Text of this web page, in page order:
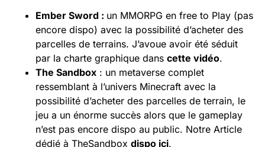
Ember Sword : un MMORPG en free to Play (pas
encore dispo) avec la possibilité d’acheter des
parcelles de terrains. J’avoue avoir été séduit
par la charte graphique dans cette vidéo.
The Sandbox : un metaverse complet
ressemblant à l’univers Minecraft avec la
possibilité d’acheter des parcelles de terrain, le
jeu a un énorme succès alors que le gameplay
n’est pas encore dispo au public. Notre Article
dédié à TheSandbox dispo ici.